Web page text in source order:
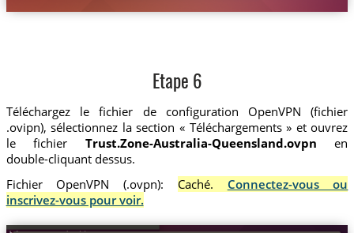
Etape 6
Téléchargez le fichier de configuration OpenVPN (fichier
.ovipn), sélectionnez la section « Téléchargements » et ouvrez
le fichier Trust.Zone-Australia-Queensland.ovpn en
double-cliquant dessus.
Fichier OpenVPN (.ovpn):
Caché. Connectez-vous ou
inscrivez-vous pour voir.